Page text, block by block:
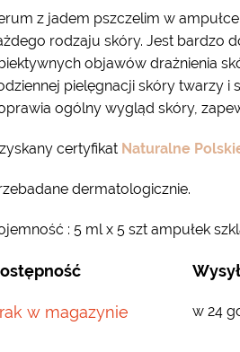
z jadem pszczelim w
rodzaju skóry. Jest bardzo
objawów drażnienia
pielęgnacji skóry twarzy i
ogólny wygląd skóry,
certyfikat Naturalne
dermatologicznie.
: 5 ml x 5 szt ampułek
w magazynie w 24